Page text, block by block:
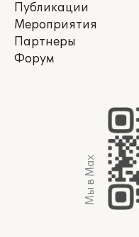
Публикации
Мероприятия
Партнеры
Форум
Мы в Max